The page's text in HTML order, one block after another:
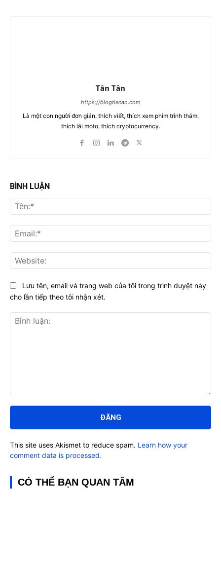
Tân Tân
https://blogtienao.com
Là một con người đơn giản, thích viết, thích xem phim trinh thám,
thích lái moto, thích cryptocurrency.
BÌNH LUẬN
luận:
Lưu tên, email và trang web của tôi trong trình duyệt này
cho lần tiếp theo tôi nhận xét.
This site uses Akismet to reduce spam. Learn how your
comment data is processed.
CÓ THỂ BẠN QUAN TÂM